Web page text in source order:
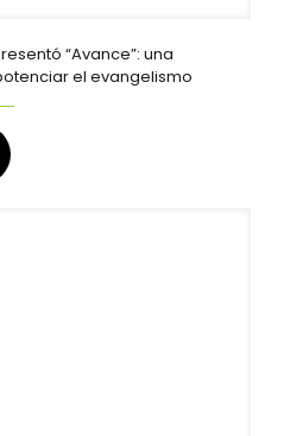
“Avance”: una
el evangelismo